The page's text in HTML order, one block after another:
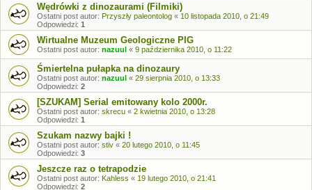
Wędrówki z dinozaurami (Filmiki)
Ostatni post autor: Przyszły paleontolog « 10 listopada 2010, o 21:49
Odpowiedzi: 1
Wirtualne Muzeum Geologiczne PIG
Ostatni post autor: nazuul « 9 października 2010, o 11:22
Śmiertelna pułapka na dinozaury
Ostatni post autor: nazuul « 29 sierpnia 2010, o 13:33
Odpowiedzi: 2
[SZUKAM] Serial emitowany kolo 2000r.
Ostatni post autor: skrecu « 2 kwietnia 2010, o 13:28
Odpowiedzi: 1
Szukam nazwy bajki !
Ostatni post autor: stiv « 20 lutego 2010, o 11:45
Odpowiedzi: 3
Jeszcze raz o tetrapodzie
Ostatni post autor: Kahless « 19 lutego 2010, o 21:41
Odpowiedzi: 2